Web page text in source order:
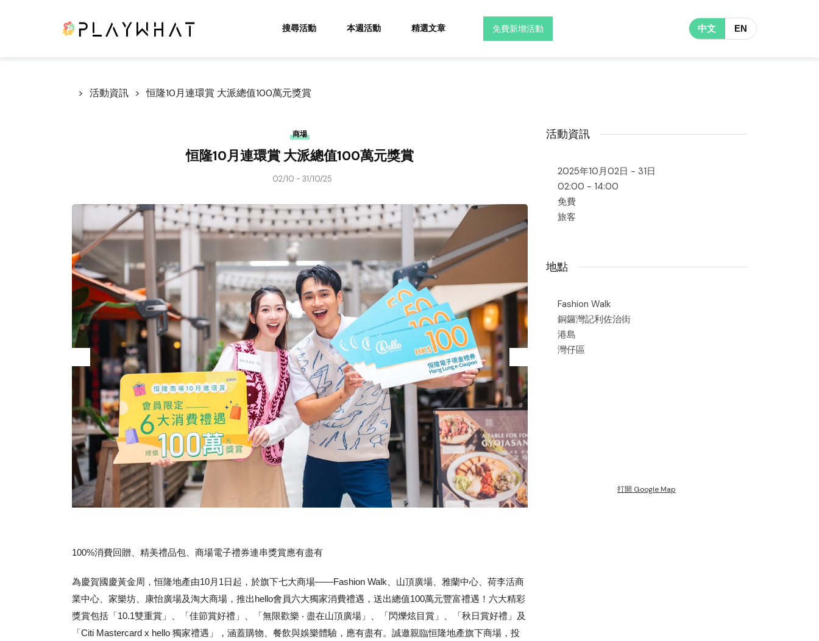
搜尋活動 本週活動 精選文章 免費新增活動 中文 EN
活動資訊 恒隆10月連環賞 大派總值100萬元獎賞
商場
恒隆10月連環賞 大派總值100萬元獎賞
02/10 - 31/10/25
100%消費回贈、精美禮品包、商場電子禮券連串獎賞應有盡有
為慶賀國慶黃金周，恒隆地產由10月1日起，於旗下七大商場——Fashion Walk、山頂廣場、雅蘭中心、荷李活商
業中心、家樂坊、康怡廣場及淘大商場，推出hello會員六大獨家消費禮遇，送出總值100萬元豐富禮遇！六大精彩
獎賞包括「10.1雙重賞」、「佳節賞好禮」、「無限歡樂 ‧ 盡在山頂廣場」、「閃爍炫目賞」、「秋日賞好禮」及
「Citi Mastercard x hello 獨家禮遇」，涵蓋購物、餐飲與娛樂體驗，應有盡有。誠邀親臨恒隆地產旗下商場，投
活動資訊
2025年10月02日 - 31日
02:00 - 14:00
免費
旅客
地點
Fashion Walk
銅鑼灣記利佐治街
港島
灣仔區
打開 Google Map